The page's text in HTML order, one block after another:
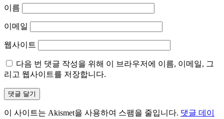
이름
이메일
웹사이트
다음 번 댓글 작성을 위해 이 브라우저에 이름, 이메일, 그
리고 웹사이트를 저장합니다.
이 사이트는 Akismet을 사용하여 스팸을 줄입니다. 댓글 데이